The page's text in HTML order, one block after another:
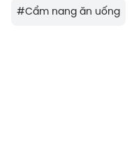
#Cẩm nang ăn uống